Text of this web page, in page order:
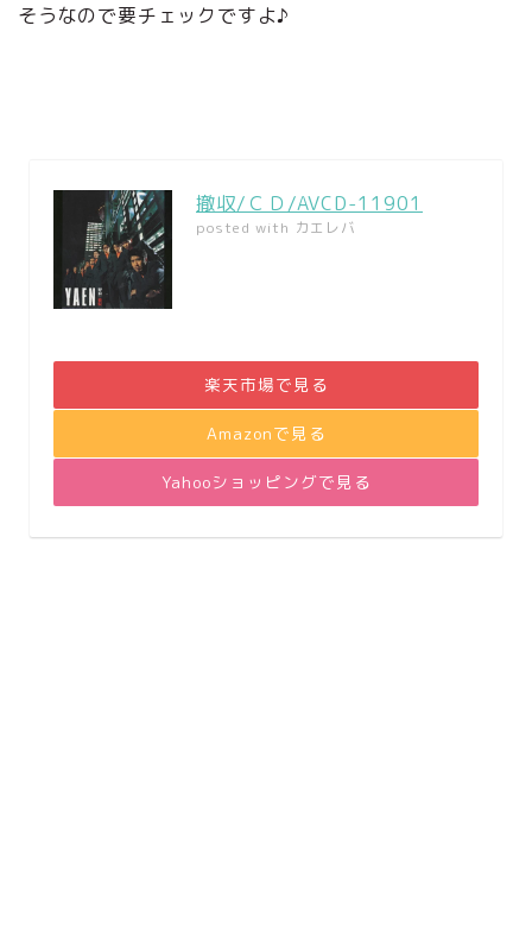
そうなので要チェックですよ♪
撤収/ＣＤ/AVCD-11901
posted with カエレバ
楽天市場で見る
Amazonで見る
Yahooショッピングで見る